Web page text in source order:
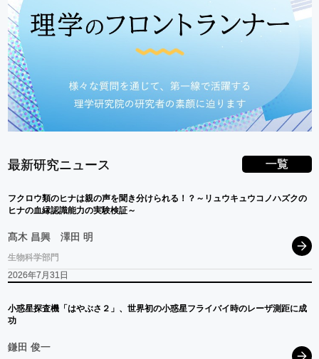
最新研究ニュース
フクロウ類のヒナは親の声を聞き分けられる！？ ～ リュウキュウコノハスクの
ヒナの血縁認識能力の実験検証～
髙木 昌興 澤田 明
生物科学部門
2026年7月31日
小惑星探査機「はやぶさ ２」、 世界初の小惑星フライバイ時のレーザ測距に成
功
鎌田 俊一
一覧